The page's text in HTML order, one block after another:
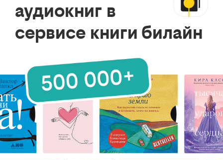
аудиокниг в
сервисе книги билайн